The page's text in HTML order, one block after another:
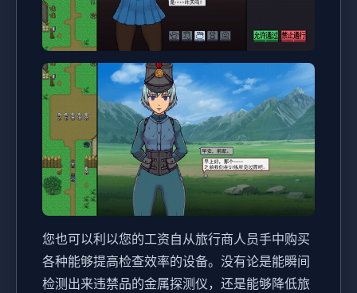
您也可以利以您的工资自从旅行商人员手中购买
各种能够提高检查效率的设备。没有论是能瞬间
检测出来违禁品的金属探测仪，还是能够降低旅